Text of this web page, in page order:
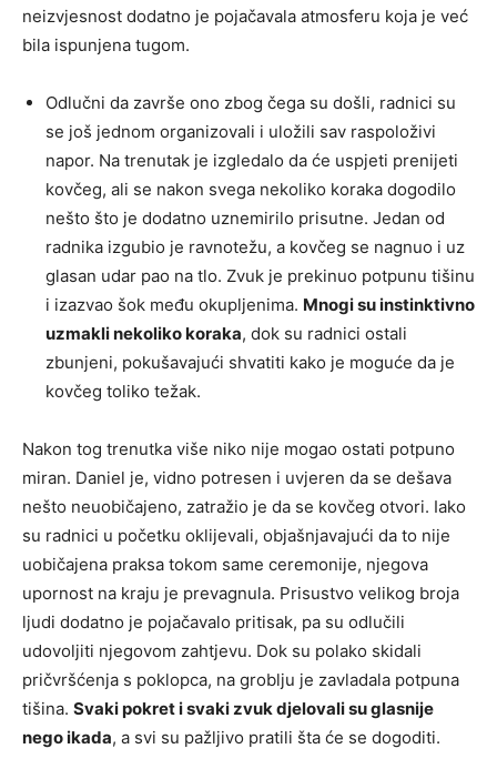
neizvjesnost dodatno je pojačavala atmosferu koja je već
bila ispunjena tugom.
Odlučni da završe ono zbog čega su došli, radnici su
se još jednom organizovali i uložili sav raspoloživi
napor. Na trenutak je izgledalo da će uspjeti prenijeti
kovčeg, ali se nakon svega nekoliko koraka dogodilo
nešto što je dodatno uznemirilo prisutne. Jedan od
radnika izgubio je ravnotežu, a kovčeg se nagnuo i uz
glasan udar pao na tlo. Zvuk je prekinuo potpunu tišinu
i izazvao šok među okupljenima. Mnogi su instinktivno
uzmakli nekoliko koraka, dok su radnici ostali
zbunjeni, pokušavajući shvatiti kako je moguće da je
kovčeg toliko težak.
Nakon tog trenutka više niko nije mogao ostati potpuno
miran. Daniel je, vidno potresen i uvjeren da se dešava
nešto neuobičajeno, zatražio je da se kovčeg otvori. Iako
su radnici u početku oklijevali, objašnjavajući da to nije
uobičajena praksa tokom same ceremonije, njegova
upornost na kraju je prevagnula. Prisustvo velikog broja
ljudi dodatno je pojačavalo pritisak, pa su odlučili
udovoljiti njegovom zahtjevu. Dok su polako skidali
pričvršćenja s poklopca, na groblju je zavladala potpuna
tišina. Svaki pokret i svaki zvuk djelovali su glasnije
nego ikada, a svi su pažljivo pratili šta će se dogoditi.